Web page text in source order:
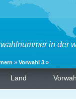
in der
» Vorwahl 3 »
Land